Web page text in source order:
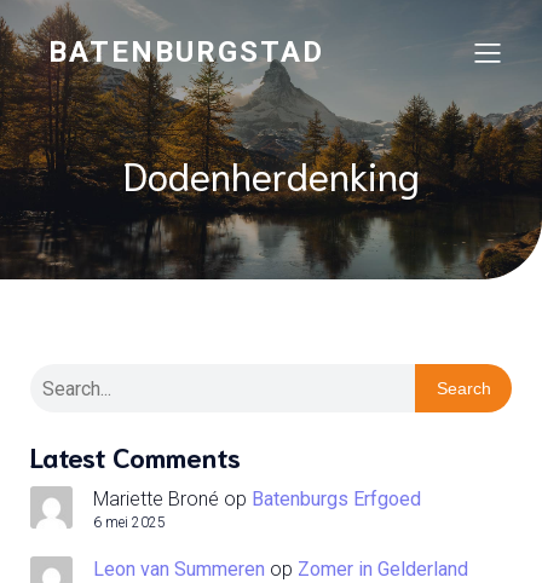
BATENBURGSTAD
Dodenherdenking
Search
Latest Comments
Mariette Broné op Batenburgs Erfgoed
6 mei 2025
Leon van Summeren op Zomer in Gelderland